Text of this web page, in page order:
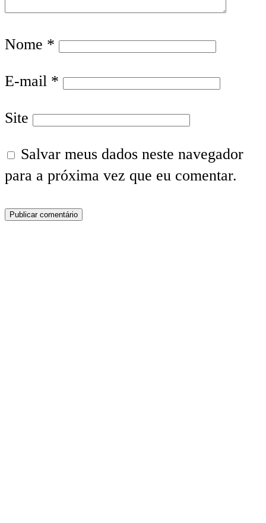
Nome *
E-mail *
Site
Salvar meus dados neste navegador
para a próxima vez que eu comentar.